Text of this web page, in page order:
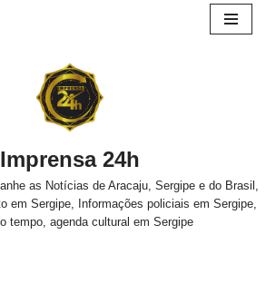
Imprensa 24h
as Notícias de Aracaju, Sergipe e do Brasil,
em Sergipe, Informações policiais em Sergipe,
tempo, agenda cultural em Sergipe